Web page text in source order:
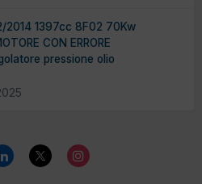
2014 1397cc 8F02 70Kw
CON ERRORE
pressione olio